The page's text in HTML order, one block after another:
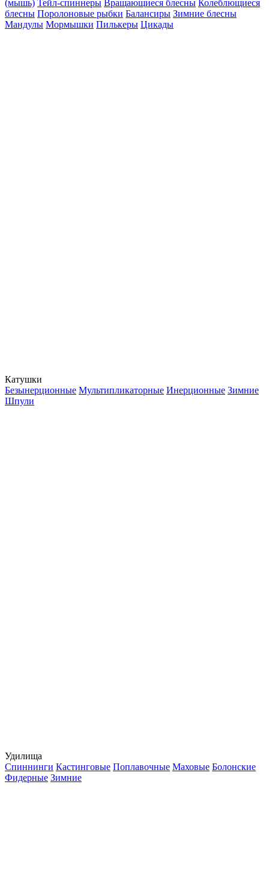
(мышь) Тейл-спиннеры Вращающиеся блесны Колеблющиеся
блесны Поролоновые рыбки Балансиры Зимние блесны
Мандулы Мормышки Пилькеры Цикады
Катушки
Безынерционные Мультипликаторные Инерционные Зимние
Шпули
Удилища
Спиннинги Кастинговые Поплавочные Маховые Болонские
Фидерные Зимние